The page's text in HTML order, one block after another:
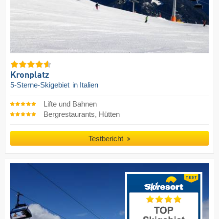
Kronplatz
5-Sterne-Skigebiet in Italien
Lifte und Bahnen
Bergrestaurants, Hütten
Testbericht